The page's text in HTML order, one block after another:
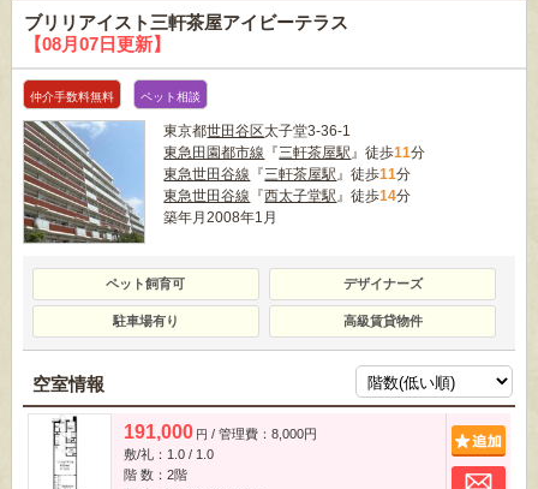
ブリリアイスト三軒茶屋アイビーテラス
【08月07日更新】
仲介手数料無料 ペット相談
東京都世田谷区太子堂3-36-1
東急田園都市線 『三軒茶屋駅』徒歩11分
東急世田谷線 『三軒茶屋駅』徒歩11分
東急世田谷線 『西太子堂駅』徒歩14分
築年月2008年1月
ペット飼育可 デザイナーズ
駐車場有り 高級賃貸物件
空室情報
191,000 円 / 管理費：8,000円
敷/礼：1.0 / 1.0
階 数：2階